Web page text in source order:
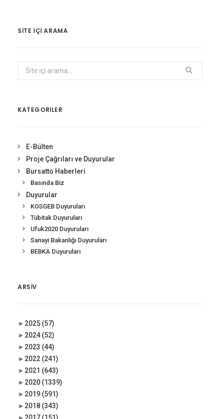
SITE IÇI ARAMA
KATEGORİLER
E-Bülten
Proje Çağrıları ve Duyurular
Bursatto Haberleri
Basında Biz
Duyurular
KOSGEB Duyuruları
Tübitak Duyuruları
Ufuk2020 Duyuruları
Sanayi Bakanlığı Duyuruları
BEBKA Duyuruları
ARSIV
► 2025 (57)
► 2024 (52)
► 2023 (44)
► 2022 (241)
► 2021 (643)
► 2020 (1339)
► 2019 (591)
► 2018 (343)